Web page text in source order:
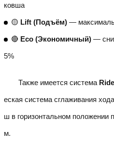
ковша
🟡 Lift (Подъём) —
🔴 Eco (Экономичный) —
5%
Также имеется система
еская система сглаживания
ш в горизонтальном положении
м.